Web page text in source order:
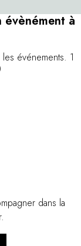
dans la
et
évènément à
événements. 1